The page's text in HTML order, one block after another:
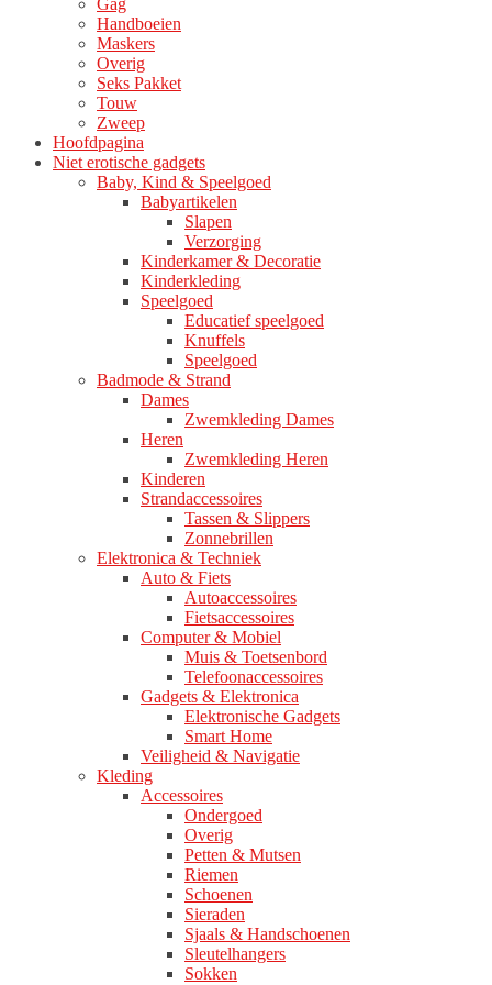
Handboeien
Maskers
Overig
Seks Pakket
Touw
Zweep
Hoofdpagina
Niet erotische gadgets
Baby, Kind & Speelgoed
Babyartikelen
Slapen
Verzorging
Kinderkamer & Decoratie
Kinderkleding
Speelgoed
Educatief speelgoed
Knuffels
Speelgoed
Badmode & Strand
Dames
Zwemkleding Dames
Heren
Zwemkleding Heren
Kinderen
Strandaccessoires
Tassen & Slippers
Zonnebrillen
Elektronica & Techniek
Auto & Fiets
Autoaccessoires
Fietsaccessoires
Computer & Mobiel
Muis & Toetsenbord
Telefoonaccessoires
Gadgets & Elektronica
Elektronische Gadgets
Smart Home
Veiligheid & Navigatie
Kleding
Accessoires
Ondergoed
Overig
Petten & Mutsen
Riemen
Schoenen
Sieraden
Sjaals & Handschoenen
Sleutelhangers
Sokken